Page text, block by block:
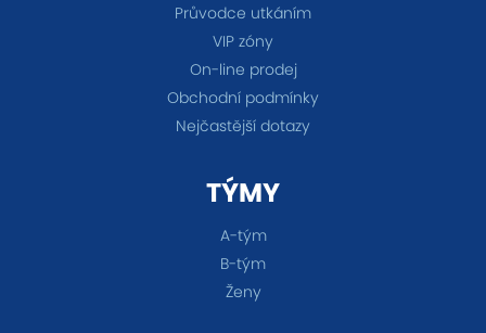
Průvodce utkáním
VIP zóny
On-line prodej
Obchodní podmínky
Nejčastější dotazy
TÝMY
A-tým
B-tým
Ženy